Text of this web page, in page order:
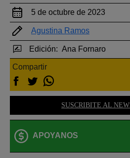
5 de octubre de 2023
Agustina Ramos
Edición: Ana Fornaro
Compartir
SUSCRIBITE AL
APOYANOS